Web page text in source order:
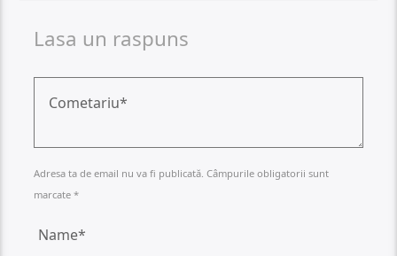
Lasa un raspuns
Adresa ta de email nu va fi publicată. Câmpurile obligatorii sunt
marcate *